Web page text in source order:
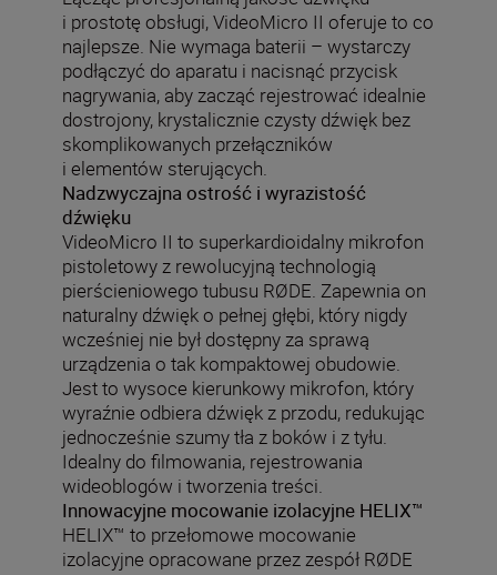
i prostotę obsługi, VideoMicro II oferuje to co
najlepsze. Nie wymaga baterii – wystarczy
podłączyć do aparatu i nacisnąć przycisk
nagrywania, aby zacząć rejestrować idealnie
dostrojony, krystalicznie czysty dźwięk bez
skomplikowanych przełączników
i elementów sterujących.
Nadzwyczajna ostrość i wyrazistość
dźwięku
VideoMicro II to superkardioidalny mikrofon
pistoletowy z rewolucyjną technologią
pierścieniowego tubusu RØDE. Zapewnia on
naturalny dźwięk o pełnej głębi, który nigdy
wcześniej nie był dostępny za sprawą
urządzenia o tak kompaktowej obudowie.
Jest to wysoce kierunkowy mikrofon, który
wyraźnie odbiera dźwięk z przodu, redukując
jednocześnie szumy tła z boków i z tyłu.
Idealny do filmowania, rejestrowania
wideoblogów i tworzenia treści.
Innowacyjne mocowanie izolacyjne HELIX™
HELIX™ to przełomowe mocowanie
izolacyjne opracowane przez zespół RØDE